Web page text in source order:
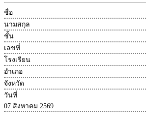
ชื่อ
นามสกุล
ชั้น
เลขที่
โรงเรียน
อำเภอ
จังหวัด
วันที่
07 สิงหาคม 2569